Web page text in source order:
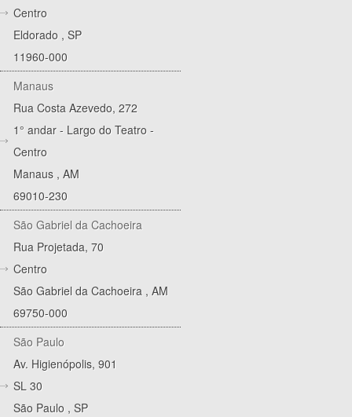
Centro
Eldorado , SP
11960-000
Manaus
Rua Costa Azevedo, 272
1° andar - Largo do Teatro -
Centro
Manaus , AM
69010-230
São Gabriel da Cachoeira
Rua Projetada, 70
Centro
São Gabriel da Cachoeira , AM
69750-000
São Paulo
Av. Higienópolis, 901
SL 30
São Paulo , SP